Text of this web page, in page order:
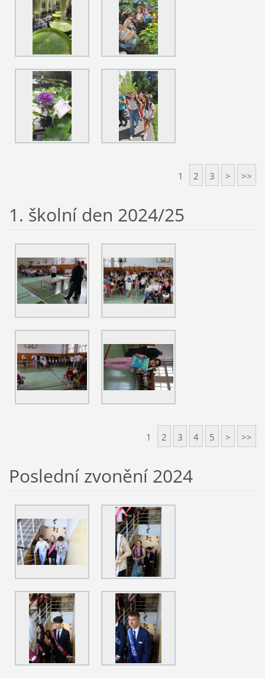
1 2 3 > >>
1. školní den 2024/25
1 2 3 4 5 > >>
Poslední zvonění 2024